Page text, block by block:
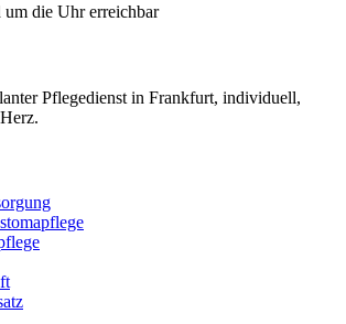
um die Uhr erreichbar
Pflegedienst in Frankfurt, individuell,